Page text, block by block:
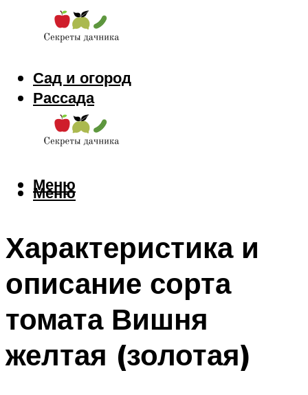
Сад и огород
Рассада
Цветы
Заготовки
Меню
Меню
Характеристика и
описание сорта
томата Вишня
желтая (золотая)